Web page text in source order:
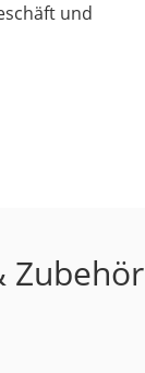
und
Zubehör